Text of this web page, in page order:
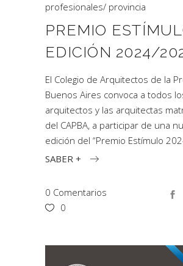
profesionales/ provincia
PREMIO
EDICIÓN 2024/
El Colegio de Arquitectos de la
Buenos Aires convoca a todos
arquitectos y las arquitectas
del CAPBA, a participar de una
edición del “Premio Estímulo
SABER +
0 Comentarios
0